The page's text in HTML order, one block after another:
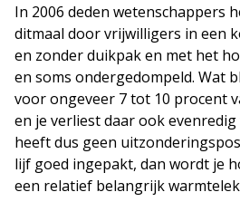
In 2006 deden wetenschappers
ditmaal door vrijwilligers in een
en zonder duikpak en met het
en soms ondergedompeld. Wat
voor ongeveer 7 tot 10 procent
en je verliest daar ook evenredig
heeft dus geen
lijf goed ingepakt, dan wordt je
een relatief belangrijk